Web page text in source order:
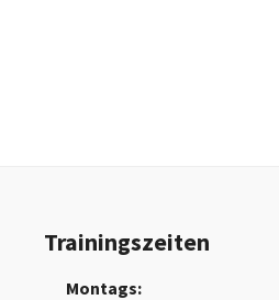
Trainingszeiten
Montags: